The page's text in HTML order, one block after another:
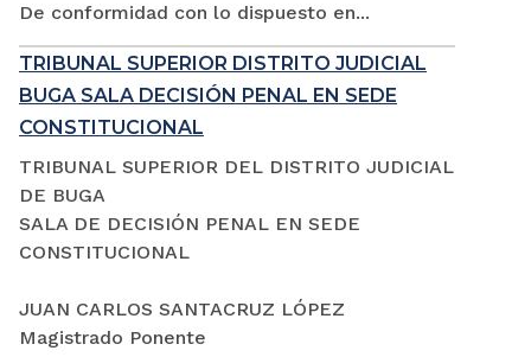
De conformidad con lo dispuesto en...
TRIBUNAL SUPERIOR DISTRITO JUDICIAL
BUGA SALA DECISIÓN PENAL EN SEDE
CONSTITUCIONAL
TRIBUNAL SUPERIOR DEL DISTRITO JUDICIAL
DE BUGA
SALA DE DECISIÓN PENAL EN SEDE
CONSTITUCIONAL
JUAN CARLOS SANTACRUZ LÓPEZ
Magistrado Ponente